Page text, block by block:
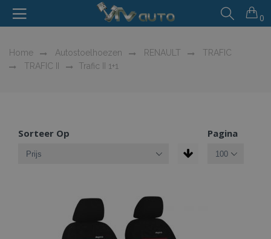
0
Home Autostoelhoezen RENAULT
TRAFIC
TRAFIC II
Trafic II 1+1
Sorteer Op Pagina